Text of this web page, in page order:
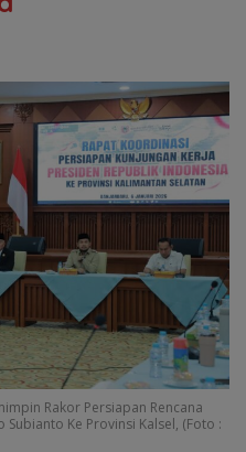
Rakor Persiapan Rencana
Subianto Ke Provinsi Kalsel, (Foto :